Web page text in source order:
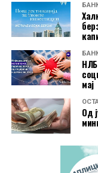
електронско и
информирање,
готовина без
Со овие
насочена кон
услуги при
банкарско
мај
Од